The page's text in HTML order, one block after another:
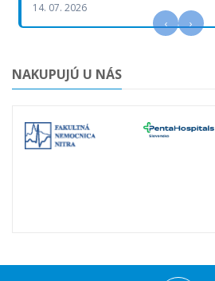
14. 07. 2026
‹ ›
NAKUPUJÚ U NÁS